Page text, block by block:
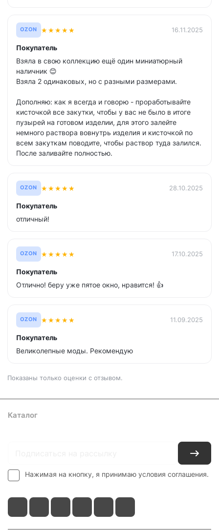
OZON ★★★★★ 16.11.2025
Покупатель
Взяла в свою коллекцию ещё один миниатюрный
наличник 😊
Взяла 2 одинаковых, но с разными размерами.
Дополняю: как я всегда и говорю - проработывайте
кисточкой все закутки, чтобы у вас не было в итоге
пузырей на готовом изделии, для этого залейте
немного раствора вовнутрь изделия и кисточкой по
всем закуткам поводите, чтобы раствор туда залился.
После заливайте полностью.
OZON ★★★★★ 28.10.2025
Покупатель
отличный!
OZON ★★★★★ 17.10.2025
Покупатель
Отлично! беру уже пятое окно, нравится! 👍
OZON ★★★★★ 11.09.2025
Покупатель
Великолепные моды. Рекомендую
Показаны только оценки с отзывом.
Каталог
Нажимая на кнопку, я принимаю условия соглашения.